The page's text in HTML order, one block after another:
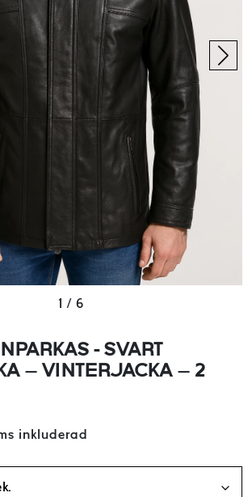
1 / 6
- SVART
– VINTERJACKA – 2
inkluderad